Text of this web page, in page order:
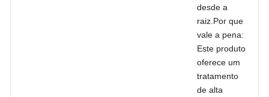
desde a
raiz.Por que
vale a pena:
Este produto
oferece um
tratamento
de alta